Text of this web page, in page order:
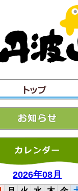
ャ
ン
プ